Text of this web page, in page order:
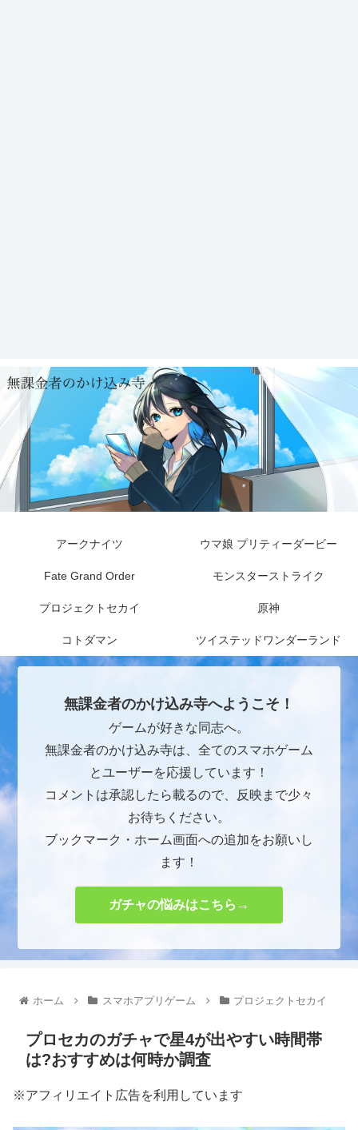
アークナイツ ウマ娘 プリティーダービー
Fate Grand Order モンスターストライク
プロジェクトセカイ 原神
コトダマン ツイステッドワンダーランド
無課金者のかけ込み寺へようこそ！
ゲームが好きな同志へ。
無課金者のかけ込み寺は、全てのスマホゲーム
とユーザーを応援しています！
コメントは承認したら載るので、反映まで少々
お待ちください。
ブックマーク・ホーム画面への追加をお願いし
ます！
ガチャの悩みはこちら→
ホーム スマホアプリゲーム プロジェクトセカイ
プロセカのガチャで星4が出やすい時間帯
は?おすすめは何時か調査
※アフィリエイト広告を利用しています